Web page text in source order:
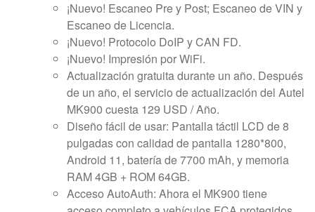
¡Nuevo! Escaneo Pre y Post; Escaneo de VIN y
Escaneo de Licencia.
¡Nuevo! Protocolo DoIP y CAN FD.
¡Nuevo! Impresión por WiFi.
Actualización gratuita durante un año. Después
de un año, el servicio de actualización del Autel
MK900 cuesta 129 USD / Año.
Diseño fácil de usar: Pantalla táctil LCD de 8
pulgadas con calidad de pantalla 1280*800,
Android 11, batería de 7700 mAh, y memoria
RAM 4GB + ROM 64GB.
Acceso AutoAuth: Ahora el MK900 tiene